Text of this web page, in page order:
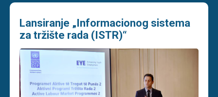
Lansiranje „Informacionog sistema
za tržište rada (ISTR)“